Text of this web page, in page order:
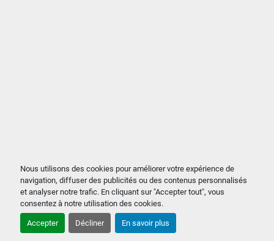
Nous utilisons des cookies pour améliorer votre expérience de
navigation, diffuser des publicités ou des contenus personnalisés
et analyser notre trafic. En cliquant sur "Accepter tout", vous
consentez à notre utilisation des cookies.
Accepter Décliner En savoir plus